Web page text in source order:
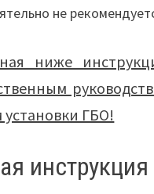
не
ниже
ГБО!
инструкция